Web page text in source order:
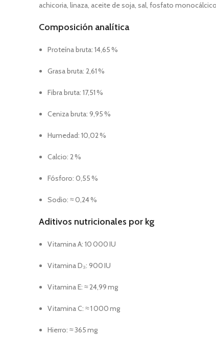
achicoria, linaza, aceite de soja, sal, fosfato
Composición analítica
Proteína bruta: 14,65 %
Grasa bruta: 2,61 %
Fibra bruta: 17,51 %
Ceniza bruta: 9,95 %
Humedad: 10,02 %
Calcio: 2 %
Fósforo: 0,55 %
Sodio: ≈ 0,24 %
Aditivos nutricionales por kg
Vitamina A: 10 000 IU
Vitamina D₃: 900 IU
Vitamina E: ≈ 24,99 mg
Vitamina C: ≈ 1 000 mg
Hierro: ≈ 365 mg